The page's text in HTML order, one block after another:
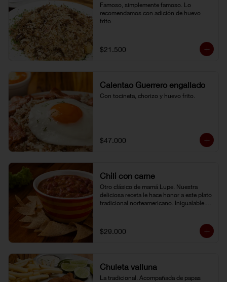
Famoso, simplemente famoso. Lo
recomendamos con adición de huevo
frito.
$21.500
Calentao Guerrero engallado
Con tocineta, chorizo y huevo frito.
$47.000
Chili con carne
Otro clásico de mamá Lupe. Nuestra
deliciosa receta le hace honor a este plato
tradicional norteamericano. Inigualable.
$29.000
Chuleta valluna
La tradicional. Acompañada de papas